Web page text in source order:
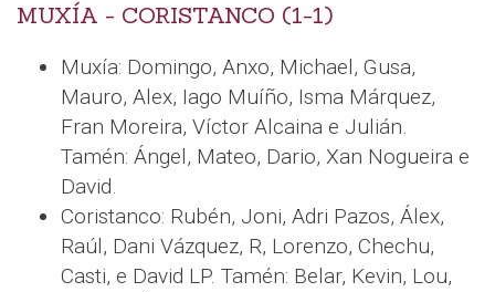
MUXÍA - CORISTANCO (1-1)
Muxía: Domingo, Anxo, Michael, Gusa,
Mauro, Alex, Iago Muíño, Isma Márquez,
Fran Moreira, Víctor Alcaina e Julián.
Tamén: Ángel, Mateo, Dario, Xan Nogueira e
David.
Coristanco: Rubén, Joni, Adri Pazos, Álex,
Raúl, Dani Vázquez, R, Lorenzo, Chechu,
Casti, e David LP. Tamén: Belar, Kevin, Lou,